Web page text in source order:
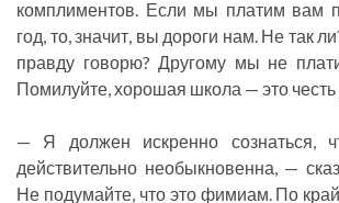
комплиментов. Если мы платим вам
год, то, значит, вы дороги нам. Не так
правду говорю? Другому мы не
Помилуйте, хорошая школа — это
— Я должен искренно сознаться,
действительно необыкновенна, —
Не подумайте, что это фимиам. По